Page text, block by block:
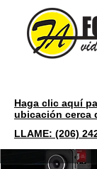
Haga clic aquí
ubicación cerca
LLAME: (206)